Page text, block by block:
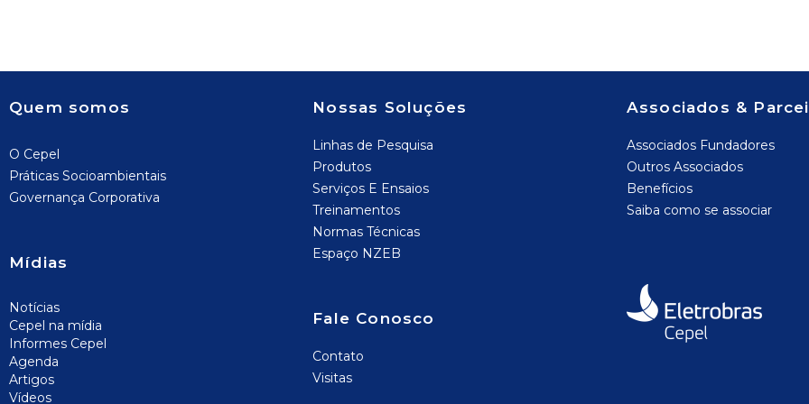
Quem somos
O Cepel
Práticas Socioambientais
Governança Corporativa
Mídias
Notícias
Cepel na mídia
Informes Cepel
Agenda
Artigos
Vídeos
Nossas Soluções
Linhas de Pesquisa
Produtos
Serviços E Ensaios
Treinamentos
Normas Técnicas
Espaço NZEB
Fale Conosco
Contato
Visitas
Associados &
Associados Fundadores
Outros Associados
Benefícios
Saiba como se associar